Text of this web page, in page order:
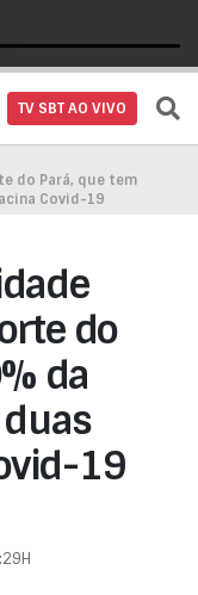
TV SBT AO VIVO
do Pará, que tem
Covid-19
do
da
19